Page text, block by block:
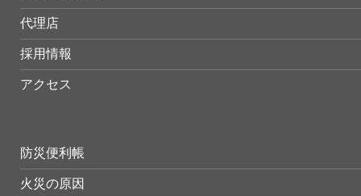
代理店
採用情報
アクセス
防災便利帳
火災の原因